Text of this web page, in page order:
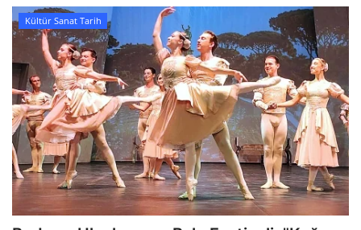
Bodrum Trafik Yoğunluk Haritası
Turizm
Siyaset
Bodrum Nöbetçi Eczaneler
Köşe Yazarları
Kültür Sanat Tarih